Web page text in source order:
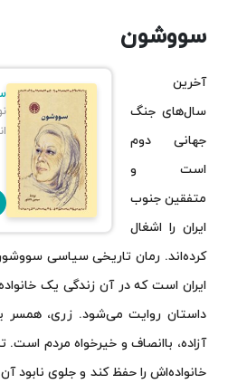
سووشون
آخرین
سال‌های جنگ
جهانی دوم
است و
متفقین جنوب
ایران را اشغال
کرده‌اند. رمان تاریخی سیاسی
ایران است که در آن زندگی یک
داستان روایت می‌شود. زری، همسر
آزاده، باانصاف و خیرخواه مردم
خانواده‌اش را حفظ کند و جلوی نابود